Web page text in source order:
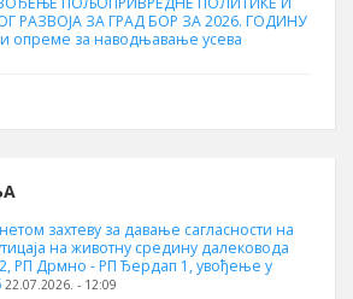
РАЗВОЈА ЗА ГРАД БОР ЗА 2026. ГОДИНУ
опреме за наводњавање усева
захтеву за давање сагласности на
на животну средину далековода
РП Дрмно - РП Ђердап 1, увођење у
22.07.2026. - 12:09